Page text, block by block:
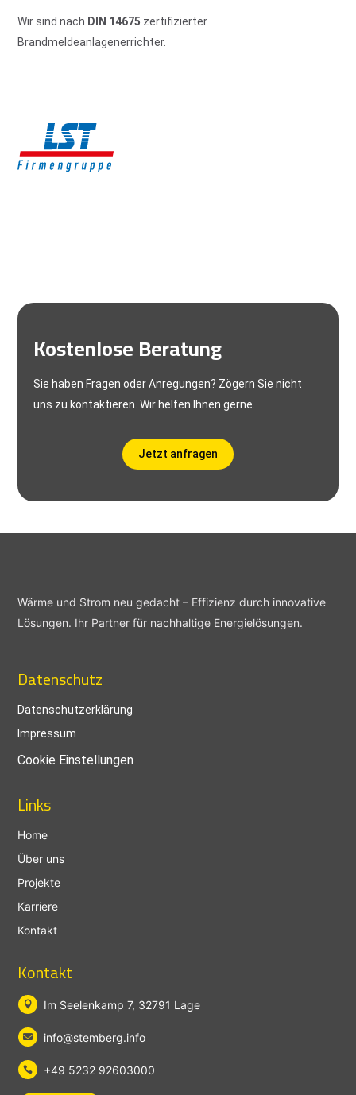
Wir sind nach DIN 14675 zertifizierter
Brandmeldeanlagenerrichter.
Kostenlose Beratung
Sie haben Fragen oder Anregungen? Zögern Sie nicht
uns zu kontaktieren. Wir helfen Ihnen gerne.
Jetzt anfragen
Wärme und Strom neu gedacht – Effizienz durch innovative
Lösungen. Ihr Partner für nachhaltige Energielösungen.
Datenschutz
Datenschutzerklärung
Impressum
Cookie Einstellungen
Links
Home
Über uns
Projekte
Karriere
Kontakt
Kontakt
 Im Seelenkamp 7, 32791 Lage
 info@stemberg.info
 +49 5232 92603000